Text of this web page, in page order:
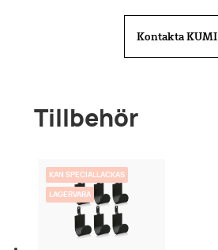
Kontakta KUMI
Tillbehör
KAN SPECIALLACKAS
LAGERVARA